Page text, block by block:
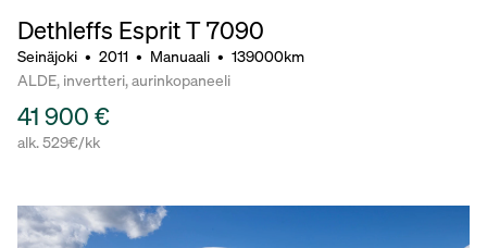
Dethleffs Esprit T 7090
Seinäjoki • 2011 • Manuaali • 139000km
ALDE, invertteri, aurinkopaneeli
41 900 €
alk. 529€/kk